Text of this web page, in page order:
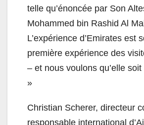
telle qu’énoncée par Son
Mohammed bin Rashid Al
L’expérience d’Emirates est
première expérience des
– et nous voulons qu’elle
»
Christian Scherer, directeur
responsable international